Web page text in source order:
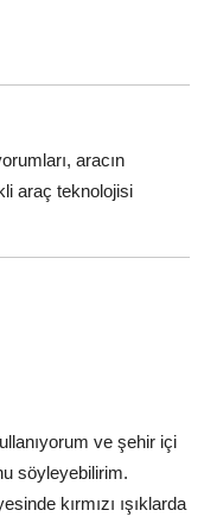
aracın
araç teknolojisi
ve şehir içi
söyleyebilirim.
kırmızı ışıklarda